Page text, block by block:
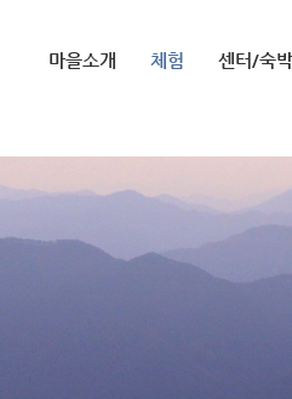
마을소개 체험 센터/숙박